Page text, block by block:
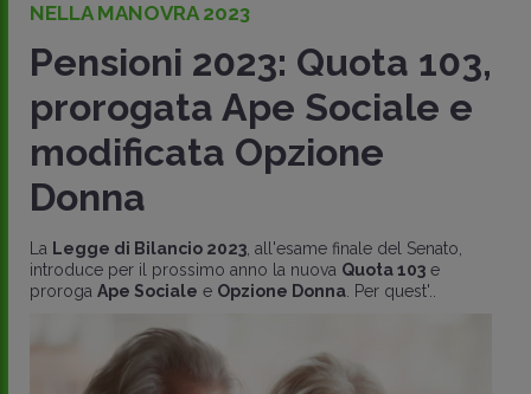
NELLA MANOVRA 2023
Pensioni 2023: Quota 103,
prorogata Ape Sociale e
modificata Opzione
Donna
La Legge di Bilancio 2023 , all'esame finale del Senato,
introduce per il prossimo anno la nuova Quota 103 e
proroga Ape Sociale e Opzione Donna . Per quest'..